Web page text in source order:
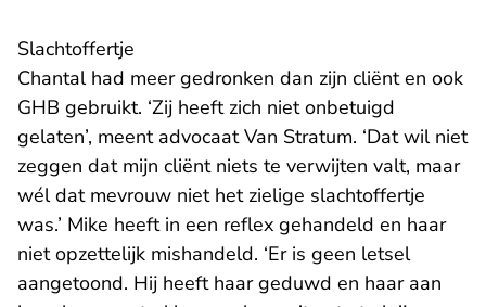
Slachtoffertje
Chantal had meer gedronken dan zijn cliënt en ook
GHB gebruikt. ‘Zij heeft zich niet onbetuigd
gelaten’, meent advocaat Van Stratum. ‘Dat wil niet
zeggen dat mijn cliënt niets te verwijten valt, maar
wél dat mevrouw niet het zielige slachtoffertje
was.’ Mike heeft in een reflex gehandeld en haar
niet opzettelijk mishandeld. ‘Er is geen letsel
aangetoond. Hij heeft haar geduwd en haar aan